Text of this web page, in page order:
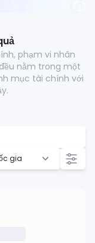
phạm vi nhân
nằm trong một
mục tài chính với